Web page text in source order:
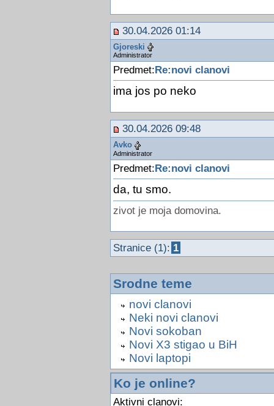
30.04.2026 01:14
Gjoreski
Administrator
Predmet: Re:novi clanovi
ima jos po neko
30.04.2026 09:48
Avko
Administrator
Predmet:Re:novi clanovi
da, tu smo.
zivot je moja domovina.
Stranice (1): 1
Srodne teme
novi clanovi
Neki novi clanovi
Novi sokoban
Novi X3 stigao u BiH
Novi laptopi
Ko je online?
Aktivni clanovi: